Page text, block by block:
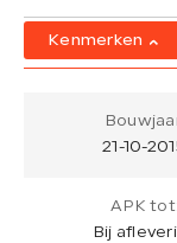
Kenmerken
21-10-
APK tot:
Bij